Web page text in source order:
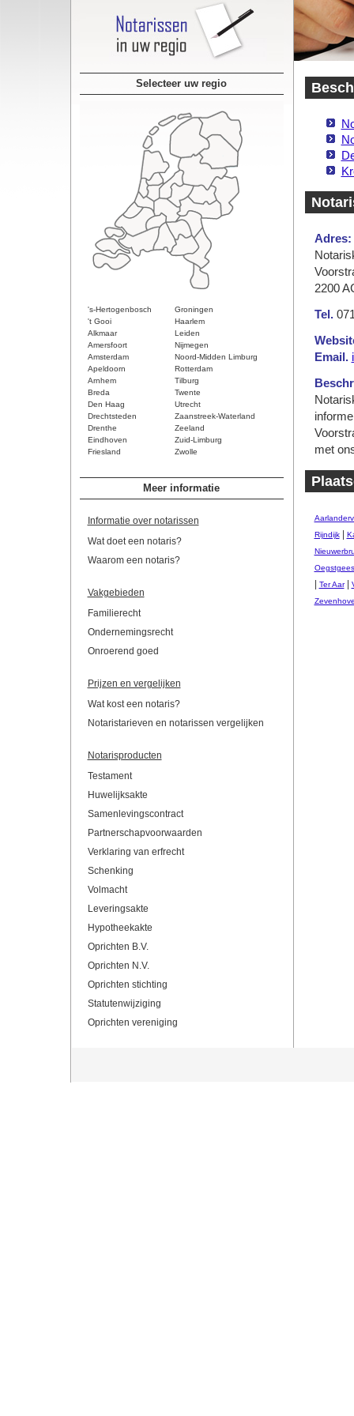
Selecteer uw regio
's-Hertogenbosch
Groningen
't Gooi
Haarlem
Alkmaar
Leiden
Amersfoort
Nijmegen
Amsterdam
Noord-Midden Limburg
Apeldoorn
Rotterdam
Arnhem
Tilburg
Breda
Twente
Den Haag
Utrecht
Drechtsteden
Zaanstreek-Waterland
Drenthe
Zeeland
Eindhoven
Zuid-Limburg
Friesland
Zwolle
Meer informatie
Informatie over notarissen
Wat doet een notaris?
Waarom een notaris?
Vakgebieden
Familierecht
Ondernemingsrecht
Onroerend goed
Prijzen en vergelijken
Wat kost een notaris?
Notaristarieven en notarissen vergelijken
Notarisproducten
Testament
Huwelijksakte
Samenlevingscontract
Partnerschapvoorwaarden
Verklaring van erfrecht
Schenking
Volmacht
Leveringsakte
Hypotheekakte
Oprichten B.V.
Oprichten N.V.
Oprichten stichting
Statutenwijziging
Oprichten vereniging
Adres:
2200
Tel.
Email.
met
Rijndijk|
Ter Aar|